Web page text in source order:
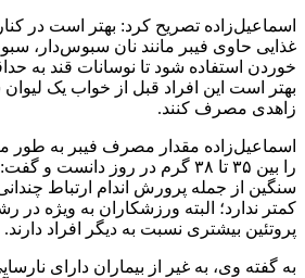
اسماعیل‌زاده تصریح کرد: بهتر است در
غذایی حاوی فیبر مانند نان سبوس‌دار،
خوردن استفاده شود تا نوسانات قند به
بهتر است این افراد قبل از خواب یک
زاهدی مصرف کنند.
اسماعیل‌زاده مقدار مصرف فیبر به طور
را بین ۳۵ تا ۳۸ گرم در روز
سنگین از جمله پرورش اندام ارتباط
کمتر ندارد؛ البته ورزشکاران به ویژه در
پروتئین بیشتری نسبت به دیگر افراد دارند.
به گفته وی، به غیر از بیماران دارای